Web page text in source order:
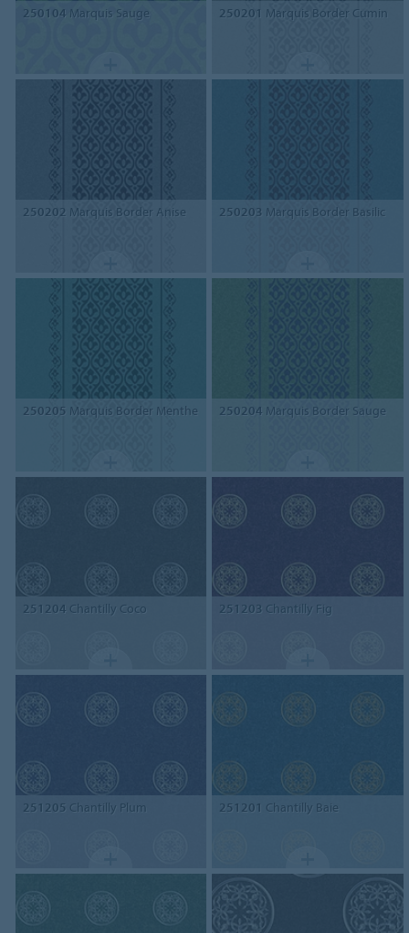
250104 Marquis Sauge 250201 Marquis Border Cumin
250202 Marquis Border Anise 250203 Marquis Border Basilic
250205 Marquis Border Menthe 250204 Marquis Border Sauge
251204 Chantilly Coco 251203 Chantilly Fig
251205 Chantilly Plum 251201 Chantilly Baie